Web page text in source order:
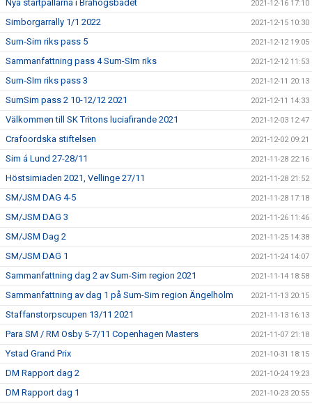
Nya startpallarna i Bråhögsbadet 2021-12-16 17:10
Simborgarrally 1/1 2022 2021-12-15 10:30
Sum-Sim riks pass 5 2021-12-12 19:05
Sammanfattning pass 4 Sum-SIm riks 2021-12-12 11:53
Sum-SIm riks pass 3 2021-12-11 20:13
SumSim pass 2 10-12/12 2021 2021-12-11 14:33
Välkommen till SK Tritons luciafirande 2021 2021-12-03 12:47
Crafoordska stiftelsen 2021-12-02 09:21
Sim á Lund 27-28/11 2021-11-28 22:16
Höstsimiaden 2021, Vellinge 27/11 2021-11-28 21:52
SM/JSM DAG 4-5 2021-11-28 17:18
SM/JSM DAG 3 2021-11-26 11:46
SM/JSM Dag 2 2021-11-25 14:38
SM/JSM DAG 1 2021-11-24 14:07
Sammanfattning dag 2 av Sum-Sim region 2021 2021-11-14 18:58
Sammanfattning av dag 1 på Sum-Sim region Ängelholm 2021-11-13 20:15
Staffanstorpscupen 13/11 2021 2021-11-13 16:13
Para SM / RM Osby 5-7/11 Copenhagen Masters 2021-11-07 21:18
Ystad Grand Prix 2021-10-31 18:15
DM Rapport dag 2 2021-10-24 19:23
DM Rapport dag 1 2021-10-23 20:55